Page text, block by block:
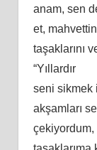
anam, sen
et,
taşaklarını
“Yıllardır
seni sikmek
akşamları
çekiyordum,